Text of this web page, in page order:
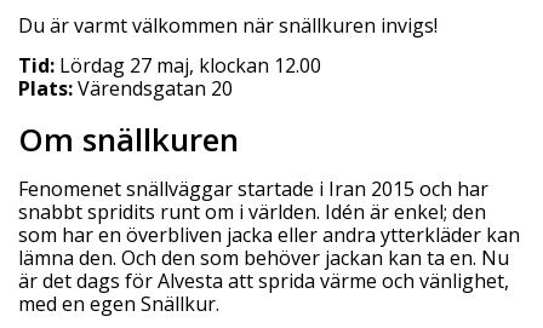
Du är varmt välkommen när snällkuren invigs!
Tid: Lördag 27 maj, klockan 12.00
Plats:Värendsgatan 20
Om snällkuren
Fenomenet snällväggar startade i Iran 2015 och har
snabbt spridits runt om i världen. Idén är enkel; den
som har en överbliven jacka eller andra ytterkläder kan
lämna den. Och den som behöver jackan kan ta en. Nu
är det dags för Alvesta att sprida värme och vänlighet,
med en egen Snällkur.